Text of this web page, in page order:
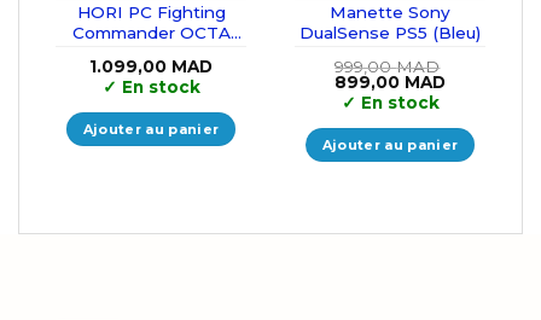
HORI PC Fighting
Commander OCTA
Windows10/11
1.099,00 MAD
✓ En stock
Ajouter au panier
Manette Sony
DualSense PS5 (Bleu)
999,00MAD
Le
prix
initial
était :
999,00 MAD.
899,00 MAD
est :
899,00
✓ En stock
Ajouter au panier